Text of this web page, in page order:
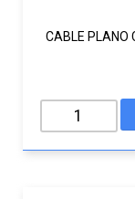
CABLE PLANO